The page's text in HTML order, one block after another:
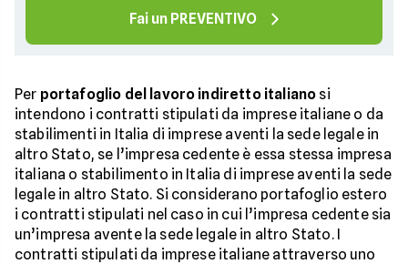
Fai un PREVENTIVO
Per portafoglio del lavoro indiretto italiano si
intendono i contratti stipulati da imprese italiane o da
stabilimenti in Italia di imprese aventi la sede legale in
altro Stato, se l’impresa cedente è essa stessa impresa
italiana o stabilimento in Italia di imprese aventi la sede
legale in altro Stato. Si considerano portafoglio estero
i contratti stipulati nel caso in cui l’impresa cedente sia
un’impresa avente la sede legale in altro Stato. I
contratti stipulati da imprese italiane attraverso uno